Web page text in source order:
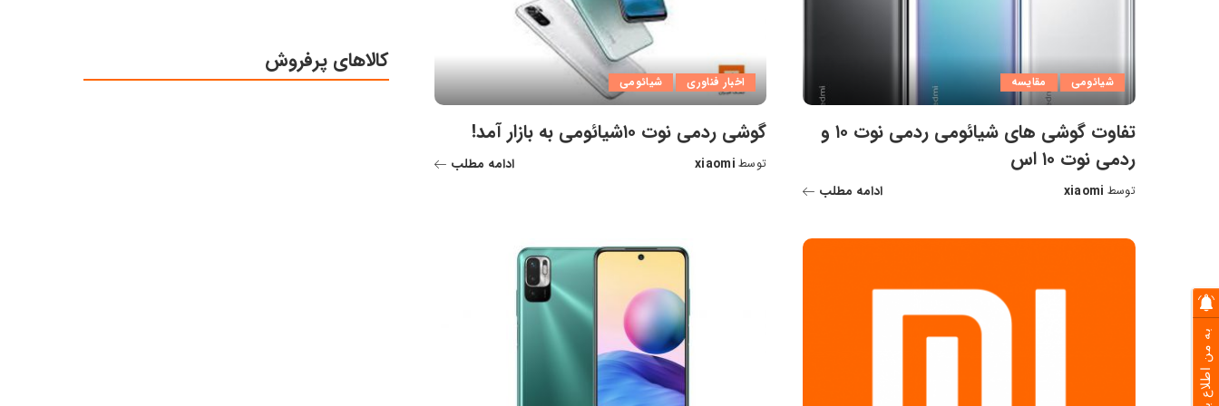
شیائومی مقایسه
تفاوت گوشی های شیائومی ردمی نوت ۱۰ و
ردمی نوت ۱۰ اس
ارسال
توسط xiaomi ادامه مطلب
اخبار فناوری شیائومی
گوشی ردمی نوت ۱۰شیائومی به بازار آمد!
ارسال
توسط xiaomi ادامه مطلب
کالاهای پرفروش
به من اطلاع بده